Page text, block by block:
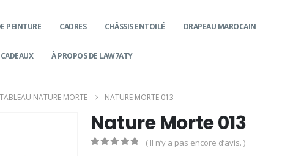
PEINTURE CADRES CHÂSSIS ENTOILÉ DRAPEAU MAROCAIN
À PROPOS DE LAW7ATY
TABLEAU NATURE MORTE NATURE MORTE 013
Nature Morte 013
( Il n’y a pas encore d’avis. )